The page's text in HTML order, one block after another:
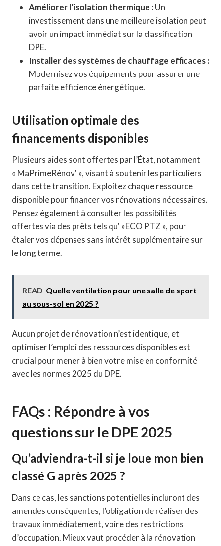
Améliorer l’isolation thermique :Un
investissement dans une meilleure isolation peut
avoir un impact immédiat sur la classification
DPE.
Installer des systèmes de chauffage efficaces :
Modernisez vos équipements pour assurer une
parfaite efficience énergétique.
Utilisation optimale des
financements disponibles
Plusieurs aides sont offertes par l’État, notamment
« MaPrimeRénov' », visant à soutenir les particuliers
dans cette transition. Exploitez chaque ressource
disponible pour financer vos rénovations nécessaires.
Pensez également à consulter les possibilités
offertes via des prêts tels qu' »ECO PTZ », pour
étaler vos dépenses sans intérêt supplémentaire sur
le long terme.
READ Quelle ventilation pour une salle de sport
au sous-sol en 2025 ?
Aucun projet de rénovation n’est identique, et
optimiser l’emploi des ressources disponibles est
crucial pour mener à bien votre mise en conformité
avec les normes 2025 du DPE.
FAQs : Répondre à vos
questions sur le DPE 2025
Qu’adviendra-t-il si je loue mon bien
classé G après 2025 ?
Dans ce cas, les sanctions potentielles incluront des
amendes conséquentes, l’obligation de réaliser des
travaux immédiatement, voire des restrictions
d’occupation. Mieux vaut procéder à la rénovation